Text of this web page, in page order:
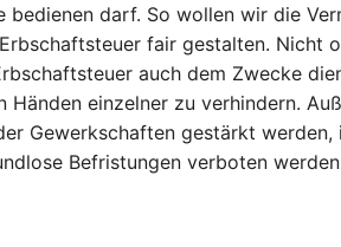
bedienen darf. So wollen wir die
fair gestalten. Nicht
auch dem Zwecke
Händen einzelner zu verhindern.
Gewerkschaften gestärkt
Befristungen verboten